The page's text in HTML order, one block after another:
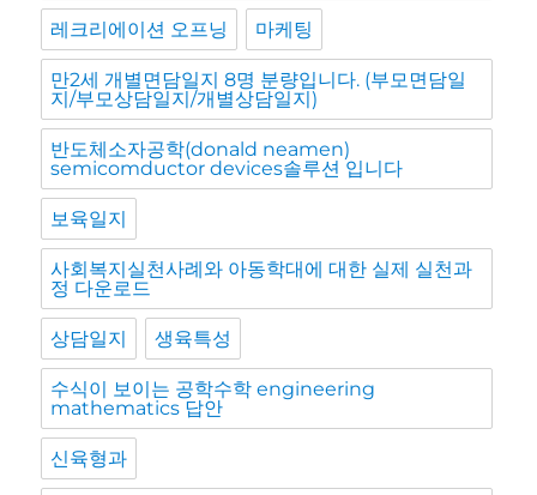
레크리에이션 오프닝 마케팅
만2세 개별면담일지 8명 분량입니다. (부모면담일
지/부모상담일지/개별상담일지)
반도체소자공학(donald neamen)
semicomductor devices솔루션 입니다
보육일지
사회복지실천사례와 아동학대에 대한 실제 실천과
정 다운로드
상담일지 생육특성
수식이 보이는 공학수학 engineering
mathematics 답안
신육형과